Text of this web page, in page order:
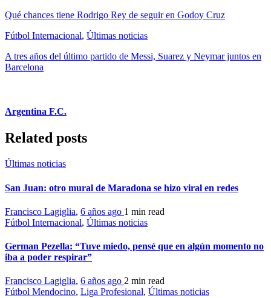
Qué chances tiene Rodrigo Rey de seguir en Godoy Cruz
Fútbol Internacional, Últimas noticias
A tres años del último partido de Messi, Suarez y Neymar juntos en
Barcelona
Argentina F.C.
Related posts
Últimas noticias
San Juan: otro mural de Maradona se hizo viral en redes
Francisco Lagiglia, 6 años ago 1 min read
Fútbol Internacional, Últimas noticias
German Pezella: “Tuve miedo, pensé que en algún momento no
iba a poder respirar”
Francisco Lagiglia, 6 años ago 2 min read
Fútbol Mendocino, Liga Profesional, Últimas noticias